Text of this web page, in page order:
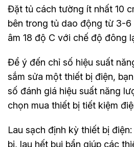
Đặt tủ cách tường ít nhất 10
bên trong tủ dao động từ 3-6
âm 18 độ C với chế độ đông
Để ý đến chỉ số hiệu suất
sắm sửa một thiết bị điện,
số đánh giá hiệu suất năng
chọn mua thiết bị tiết kiệm
Lau sạch định kỳ thiết bị
bị, lau hết bụi bẩn giúp các